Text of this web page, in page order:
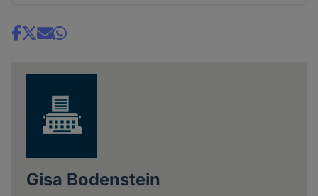
Share
Gisa Bodenstein